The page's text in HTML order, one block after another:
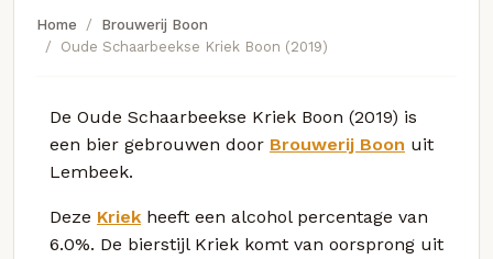
Home
Brouwerij Boon
Oude Schaarbeekse Kriek Boon (2019)
De Oude Schaarbeekse Kriek Boon (2019) is
een bier gebrouwen door Brouwerij Boon uit
Lembeek.
Deze Kriek heeft een alcohol percentage van
6.0%. De bierstijl Kriek komt van oorsprong uit